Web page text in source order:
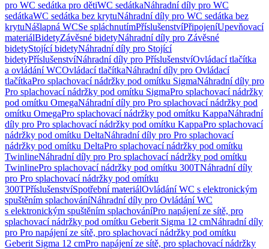
pro WC sedátka pro dětiWC sedátkaNáhradní díly pro WC
sedátkaWC sedátka bez krytuNáhradní díly pro WC sedátka bez
krytuNášlapná WCSe spláchnutímPříslušenstvíPřipojeníUpevňovací
materiálBidetyZávěsné bidetyNáhradní díly pro Závěsné
bidetyStojící bidetyNáhradní díly pro Stojící
bidetyPříslušenstvíNáhradní díly pro PříslušenstvíOvládací tlačítka
a ovládání WCOvládací tlačítkaNáhradní díly pro Ovládací
tlačítkaPro splachovací nádržky pod omítku SigmaNáhradní díly pro
Pro splachovací nádržky pod omítku SigmaPro splachovací nádržky
pod omítku OmegaNáhradní díly pro Pro splachovací nádržky pod
omítku OmegaPro splachovací nádržky pod omítku KappaNáhradní
díly pro Pro splachovací nádržky pod omítku KappaPro splachovací
nádržky pod omítku DeltaNáhradní díly pro Pro splachovací
nádržky pod omítku DeltaPro splachovací nádržky pod omítku
TwinlineNáhradní díly pro Pro splachovací nádržky pod omítku
TwinlinePro splachovací nádržky pod omítku 300TNáhradní díly
pro Pro splachovací nádržky pod omítku
300TPříslušenstvíSpotřební materiálOvládání WC s elektronickým
spuštěním splachováníNáhradní díly pro Ovládání WC
s elektronickým spuštěním splachováníPro napájení ze sítě, pro
splachovací nádržky pod omítku Geberit Sigma 12 cmNáhradní díly
pro Pro napájení ze sítě, pro splachovací nádržky pod omítku
Geberit Sigma 12 cmPro napájení ze sítě, pro splachovací nádržky